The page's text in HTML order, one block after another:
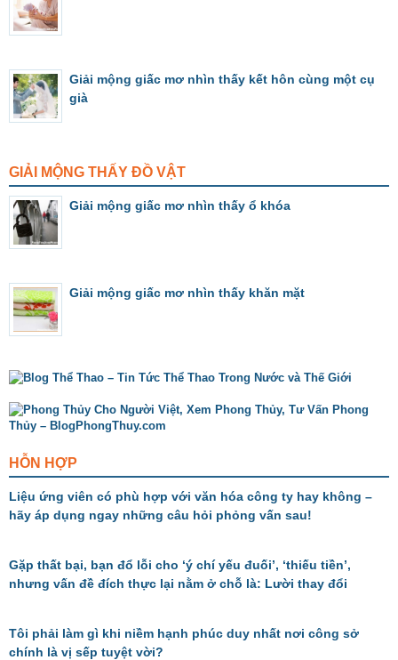
Giải mộng giấc mơ nhìn thấy kết hôn cùng một cụ
già
GIẢI MỘNG THẤY ĐỒ VẬT
Giải mộng giấc mơ nhìn thấy ổ khóa
Giải mộng giấc mơ nhìn thấy khăn mặt
HỖN HỢP
Liệu ứng viên có phù hợp với văn hóa công ty hay không –
hãy áp dụng ngay những câu hỏi phỏng vấn sau!
Gặp thất bại, bạn đổ lỗi cho ‘ý chí yếu đuối’, ‘thiếu tiền’,
nhưng vấn đề đích thực lại nằm ở chỗ là: Lười thay đổi
Tôi phải làm gì khi niềm hạnh phúc duy nhất nơi công sở
chính là vị sếp tuyệt vời?